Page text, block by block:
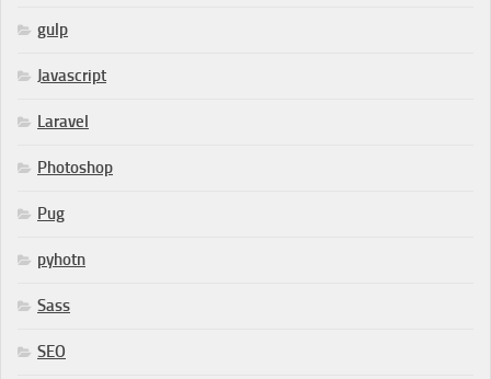
gulp
Javascript
Laravel
Photoshop
Pug
pyhotn
Sass
SEO